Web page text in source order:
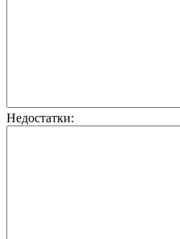
Недостатки: